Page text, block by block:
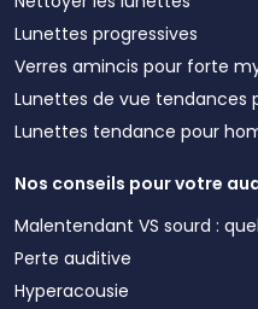
Lunettes progressives
Verres amincis pour forte
Lunettes de vue tendances
Lunettes tendance pour
Nos conseils pour votre
Malentendant VS sourd :
Perte auditive
Hyperacousie